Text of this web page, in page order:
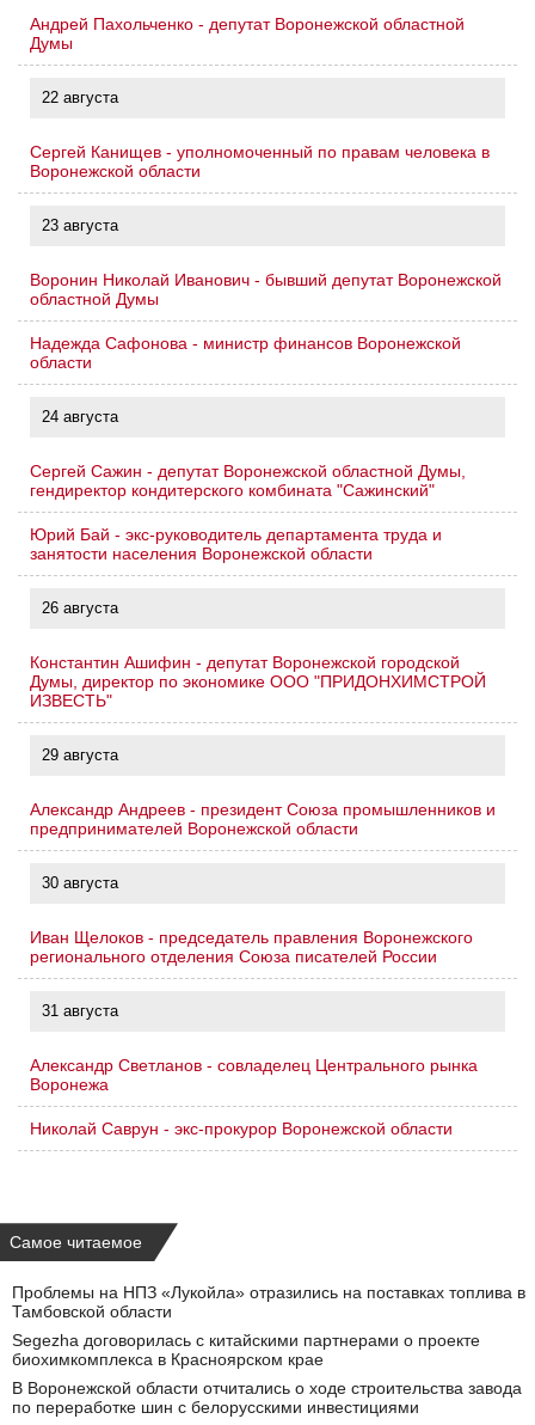
Андрей Пахольченко - депутат Воронежской областной
Думы
22 августа
Сергей Канищев - уполномоченный по правам человека в
Воронежской области
23 августа
Воронин Николай Иванович - бывший депутат Воронежской
областной Думы
Надежда Сафонова - министр финансов Воронежской
области
24 августа
Сергей Сажин - депутат Воронежской областной Думы,
гендиректор кондитерского комбината "Сажинский"
Юрий Бай - экс-руководитель департамента труда и
занятости населения Воронежской области
26 августа
Константин Ашифин - депутат Воронежской городской
Думы, директор по экономике ООО "ПРИДОНХИМСТРОЙ
ИЗВЕСТЬ"
29 августа
Александр Андреев - президент Союза промышленников и
предпринимателей Воронежской области
30 августа
Иван Щелоков - председатель правления Воронежского
регионального отделения Союза писателей России
31 августа
Александр Светланов - совладелец Центрального рынка
Воронежа
Николай Саврун - экс-прокурор Воронежской области
Самое читаемое
Проблемы на НПЗ «Лукойла» отразились на поставках топлива в
Тамбовской области
Segezha договорилась с китайскими партнерами о проекте
биохимкомплекса в Красноярском крае
В Воронежской области отчитались о ходе строительства завода
по переработке шин с белорусскими инвестициями